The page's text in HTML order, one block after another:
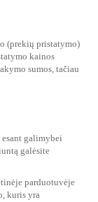
(prekių pristatymo)
kainos
sumos, tačiau
galimybei
galėsite
parduotuvėje
kuris yra